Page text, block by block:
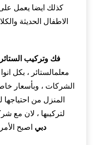
كذلك ايضا يعمل
الاطفال الحديثة
فك وتركيب
معلمالستائر ، بكل
الشركات ، وبأسعار
المنزل من احتياجها
لتركيبها ، لان مع
دبي اصبح